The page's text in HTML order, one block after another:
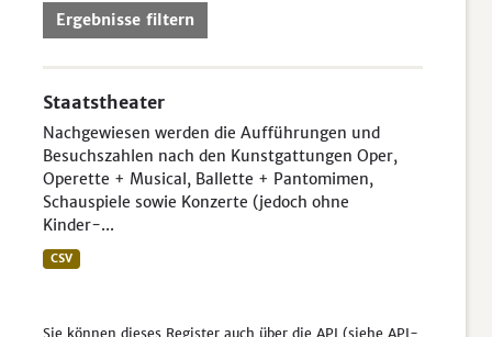
Ergebnisse filtern
Staatstheater
Nachgewiesen werden die Aufführungen und
Besuchszahlen nach den Kunstgattungen Oper,
Operette + Musical, Ballette + Pantomimen,
Schauspiele sowie Konzerte (jedoch ohne
Kinder-...
CSV
Sie können dieses Register auch über die API (siehe API-